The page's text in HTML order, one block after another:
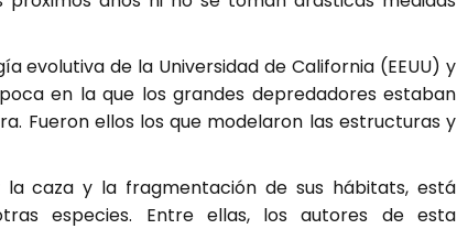
evolutiva de la Universidad de California (EEUU) y
en la que los grandes depredadores estaban
Fueron ellos los que modelaron las estructuras y
caza y la fragmentación de sus hábitats, está
especies. Entre ellas, los autores de esta